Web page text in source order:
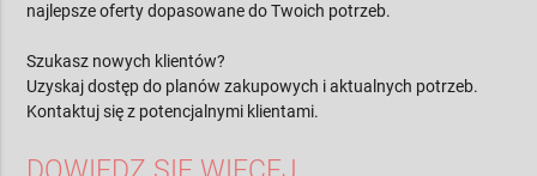
najlepsze oferty dopasowane do Twoich potrzeb.
Szukasz nowych klientów?
Uzyskaj dostęp do planów zakupowych i aktualnych potrzeb.
Kontaktuj się z potencjalnymi klientami.